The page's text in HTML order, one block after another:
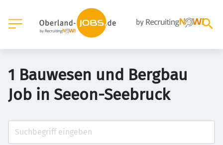
1 Bauwesen und Bergbau
Job in Seeon-Seebruck